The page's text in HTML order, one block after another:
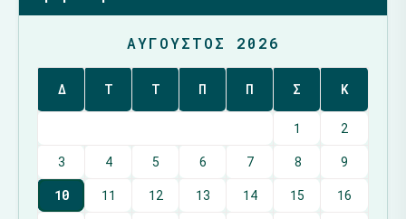
ΑΎΓΟΥΣΤΟΣ 2026
Δ Τ Τ Π Π Σ Κ
1
2
3
4 5 6 7 8
9
10
11 12 13 14 15
16